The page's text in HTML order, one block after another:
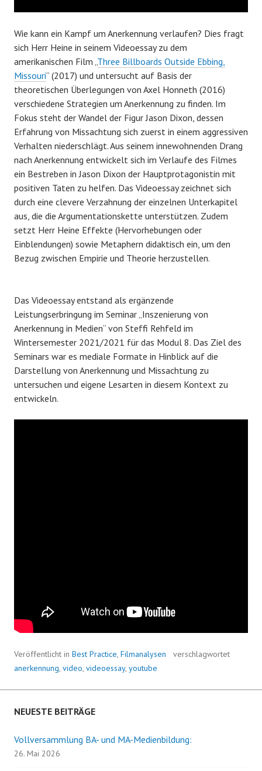
Wie kann ein Kampf um Anerkennung verlaufen? Dies fragt
sich Herr Heine in seinem Videoessay zu dem
amerikanischen Film „ Three Billboards Outside Ebbing,
Missouri“ (2017) und untersucht auf Basis der
theoretischen Überlegungen von Axel Honneth (2016)
verschiedene Strategien um Anerkennung zu finden. Im
Fokus steht der Wandel der Figur Jason Dixon, dessen
Erfahrung von Missachtung sich zuerst in einem aggressiven
Verhalten niederschlägt. Aus seinem innewohnenden Drang
nach Anerkennung entwickelt sich im Verlaufe des Filmes
ein Bestreben in Jason Dixon der Hauptprotagonistin mit
positiven Taten zu helfen. Das Videoessay zeichnet sich
durch eine clevere Verzahnung der einzelnen Unterkapitel
aus, die die Argumentationskette unterstützen. Zudem
setzt Herr Heine Effekte (Hervorhebungen oder
Einblendungen) sowie Metaphern didaktisch ein, um den
Bezug zwischen Empirie und Theorie herzustellen.
Das Videoessay entstand als ergänzende
Leistungserbringung im Seminar „Inszenierung von
Anerkennung in Medien“ von Steffi Rehfeld im
Wintersemester 2021/2021 für das Modul 8. Das Ziel des
Seminars war es mediale Formate in Hinblick auf die
Darstellung von Anerkennung und Missachtung zu
untersuchen und eigene Lesarten in diesem Kontext zu
entwickeln.
Veröffentlicht in Best Practice, Filmanalysen
verschlagwortet
anerkennung, video, videoessay, youtube
NEUESTE BEITRÄGE
Vollversammlung BA- und MA-Medienbildung:
26. Mai 2026